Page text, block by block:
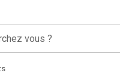
vous ?